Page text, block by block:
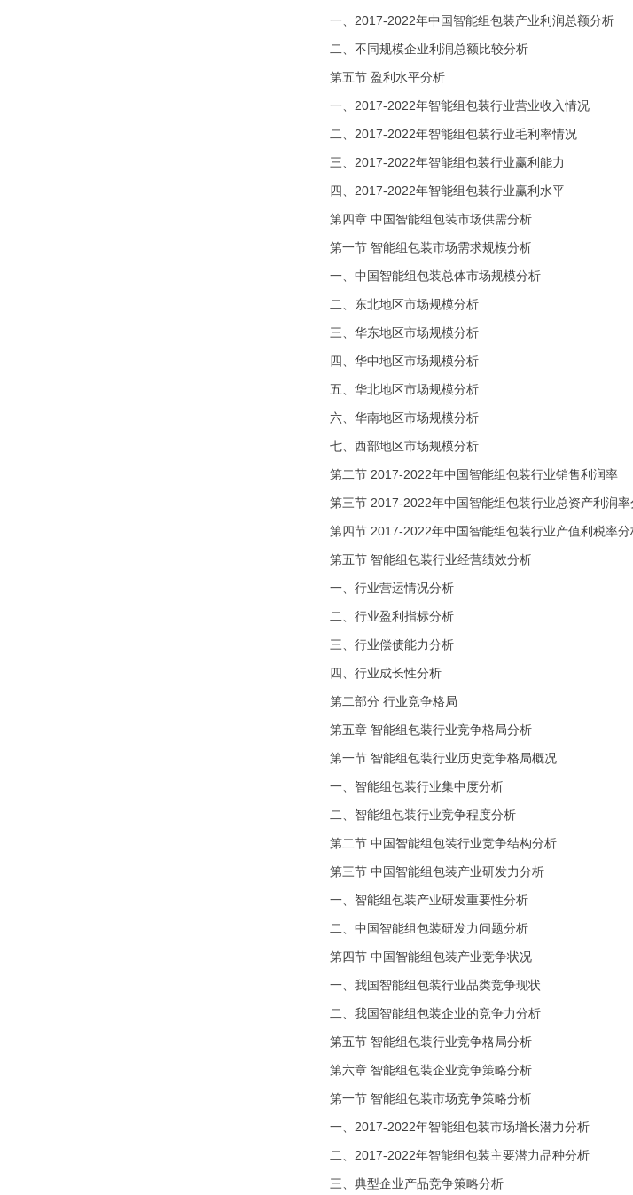
一、2017-2022年中国智能组包装产业利润总额分析
二、不同规模企业利润总额比较分析
第五节 盈利水平分析
一、2017-2022年智能组包装行业营业收入情况
二、2017-2022年智能组包装行业毛利率情况
三、2017-2022年智能组包装行业赢利能力
四、2017-2022年智能组包装行业赢利水平
第四章 中国智能组包装市场供需分析
第一节 智能组包装市场需求规模分析
一、中国智能组包装总体市场规模分析
二、东北地区市场规模分析
三、华东地区市场规模分析
四、华中地区市场规模分析
五、华北地区市场规模分析
六、华南地区市场规模分析
七、西部地区市场规模分析
第二节 2017-2022年中国智能组包装行业销售利润率
第三节 2017-2022年中国智能组包装行业总资产利润率
第四节 2017-2022年中国智能组包装行业产值利税率分
第五节 智能组包装行业经营绩效分析
一、行业营运情况分析
二、行业盈利指标分析
三、行业偿债能力分析
四、行业成长性分析
第二部分 行业竞争格局
第五章 智能组包装行业竞争格局分析
第一节 智能组包装行业历史竞争格局概况
一、智能组包装行业集中度分析
二、智能组包装行业竞争程度分析
第二节 中国智能组包装行业竞争结构分析
第三节 中国智能组包装产业研发力分析
一、智能组包装产业研发重要性分析
二、中国智能组包装研发力问题分析
第四节 中国智能组包装产业竞争状况
一、我国智能组包装行业品类竞争现状
二、我国智能组包装企业的竞争力分析
第五节 智能组包装行业竞争格局分析
第六章 智能组包装企业竞争策略分析
第一节 智能组包装市场竞争策略分析
一、2017-2022年智能组包装市场增长潜力分析
二、2017-2022年智能组包装主要潜力品种分析
三、典型企业产品竞争策略分析